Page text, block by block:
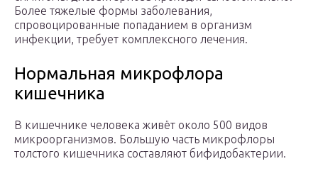
Более тяжелые формы заболевания,
спровоцированные попаданием в организм
инфекции, требует комплексного лечения.
Нормальная микрофлора
кишечника
В кишечнике человека живёт около 500 видов
микроорганизмов. Большую часть микрофлоры
толстого кишечника составляют бифидобактерии.